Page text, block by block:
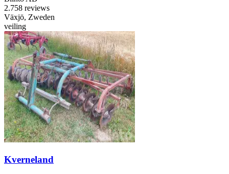
2.758 reviews
Växjö, Zweden
veiling
Kverneland